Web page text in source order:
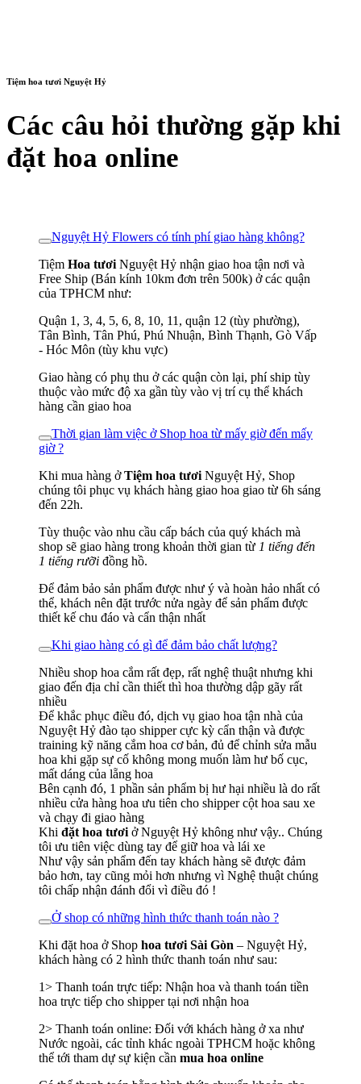
Tiệm hoa tươi Nguyệt Hỷ
Các câu hỏi thường gặp khi
đặt hoa online
Nguyệt Hỷ Flowers có tính phí giao hàng không?
Tiệm Hoa tươi Nguyệt Hỷ nhận giao hoa tận nơi và
Free Ship (Bán kính 10km đơn trên 500k) ở các quận
của TPHCM như:
Quận 1, 3, 4, 5, 6, 8, 10, 11, quận 12 (tùy phường),
Tân Bình, Tân Phú, Phú Nhuận, Bình Thạnh, Gò Vấp
- Hóc Môn (tùy khu vực)
Giao hàng có phụ thu ở các quận còn lại, phí ship tùy
thuộc vào mức độ xa gần tùy vào vị trí cụ thể khách
hàng cần giao hoa
Thời gian làm việc ở Shop hoa từ mấy giờ đến mấy
giờ ?
Khi mua hàng ởTiệm hoa tươi Nguyệt Hỷ, Shop
chúng tôi phục vụ khách hàng giao hoa giao từ 6h sáng
đến 22h.
Tùy thuộc vào nhu cầu cấp bách của quý khách mà
shop sẽ giao hàng trong khoản thời gian từ 1 tiếng đến
1 tiếng rưỡi đồng hồ.
Để đảm bảo sản phẩm được như ý và hoàn hảo nhất có
thể, khách nên đặt trước nửa ngày để sản phẩm được
thiết kế chu đáo và cẩn thận nhất
Khi giao hàng có gì để đảm bảo chất lượng?
Nhiều shop hoa cắm rất đẹp, rất nghệ thuật nhưng khi
giao đến địa chỉ cần thiết thì hoa thường dập gãy rất
nhiều
Để khắc phục điều đó, dịch vụ giao hoa tận nhà của
Nguyệt Hỷ đào tạo shipper cực kỳ cẩn thận và được
training kỹ năng cắm hoa cơ bản, đủ để chỉnh sửa mẫu
hoa khi gặp sự cố không mong muốn làm hư bố cục,
mất dáng của lẵng hoa
Bên cạnh đó, 1 phần sản phẩm bị hư hại nhiều là do rất
nhiều cửa hàng hoa ưu tiên cho shipper cột hoa sau xe
và chạy đi giao hàng
Khi đặt hoa tươi ở Nguyệt Hỷ không như vậy.. Chúng
tôi ưu tiên việc dùng tay để giữ hoa và lái xe
Như vậy sản phẩm đến tay khách hàng sẽ được đảm
bảo hơn, tay cũng mỏi hơn nhưng vì Nghệ thuật chúng
tôi chấp nhận đánh đổi vì điều đó !
Ở shop có những hình thức thanh toán nào ?
Khi đặt hoa ở Shop hoa tươi Sài Gòn – Nguyệt Hỷ,
khách hàng có 2 hình thức thanh toán như sau:
1> Thanh toán trực tiếp: Nhận hoa và thanh toán tiền
hoa trực tiếp cho shipper tại nơi nhận hoa
2> Thanh toán online: Đối với khách hàng ở xa như
Nước ngoài, các tỉnh khác ngoài TPHCM hoặc không
thể tới tham dự sự kiện cần mua hoa online